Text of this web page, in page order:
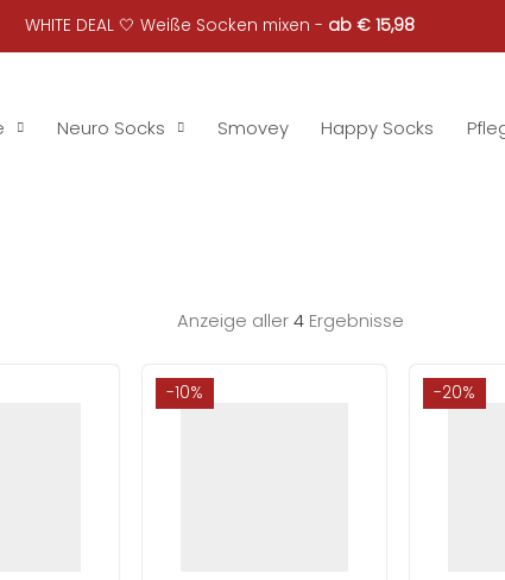
WHITE DEAL 🤍 Weiße Socken mixen - ab € 15,98
Neuro Socks Smovey Happy Socks
Anzeige aller4 Ergebnisse
-10% -20%